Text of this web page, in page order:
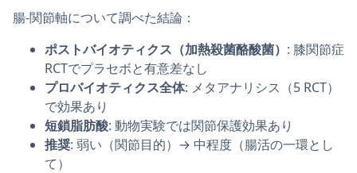
腸-関節軸について調べた結論：
ポストバイオティクス（加熱殺菌酪酸菌） : 膝関節症
RCTでプラセボと有意差なし
プロバイオティクス全体: メタアナリシス（5 RCT）
で効果あり
短鎖脂肪酸: 動物実験では関節保護効果あり
推奨: 弱い（関節目的）→ 中程度（腸活の一環とし
て）